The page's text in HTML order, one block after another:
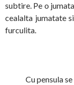
subtire. Pe o
cealalta jumatate
furculita.
Cu pensula